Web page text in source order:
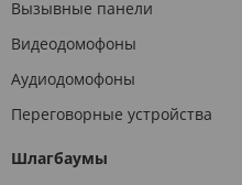
Вызывные панели
Видеодомофоны
Аудиодомофоны
Переговорные устройства
Шлагбаумы